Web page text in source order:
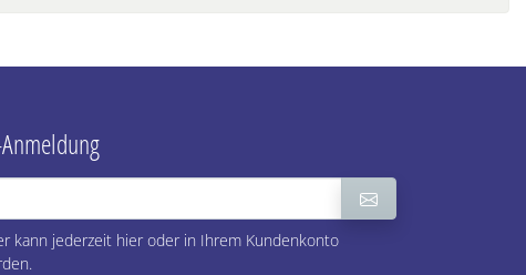
kann jederzeit hier oder in Ihrem Kundenkonto